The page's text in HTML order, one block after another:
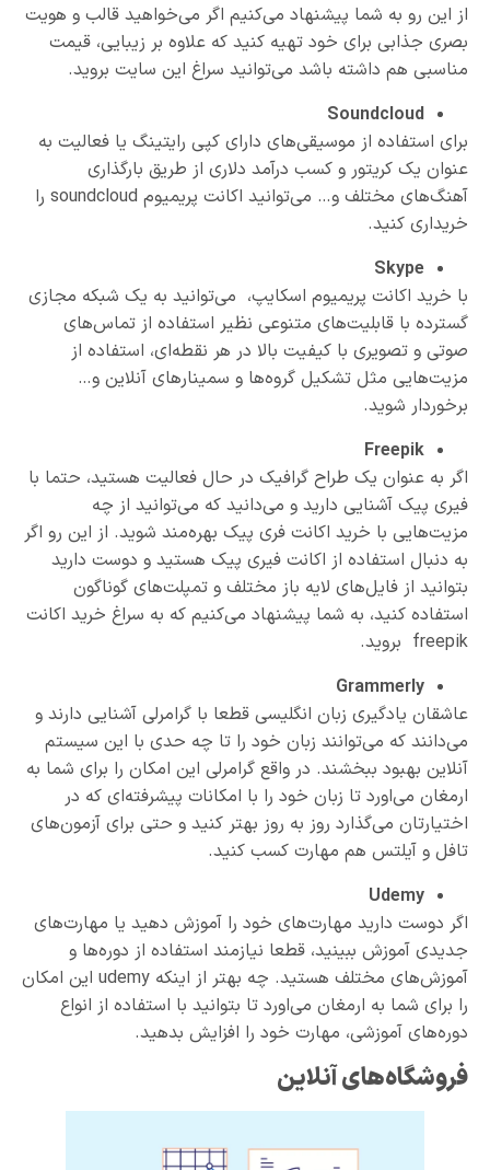
از این رو به شما پیشنهاد می‌کنیم اگر می‌خواهید قالب و هویت
بصری جذابی برای خود تهیه کنید که علاوه بر زیبایی، قیمت
مناسبی هم داشته باشد می‌توانید سراغ این سایت بروید.
Soundcloud
برای استفاده از موسیقی‌های دارای کپی رایتینگ یا فعالیت به
عنوان یک کریتور و کسب درآمد دلاری از طریق بارگذاری
آهنگ‌های مختلف و… می‌توانید اکانت پریمیوم soundcloud را
خریداری کنید.
Skype
با خرید اکانت پریمیوم اسکایپ، می‌توانید به یک شبکه مجازی
گسترده با قابلیت‌های متنوعی نظیر استفاده از تماس‌های
صوتی و تصویری با کیفیت بالا در هر نقطه‌ای، استفاده از
مزیت‌هایی مثل تشکیل گروه‌ها و سمینارهای آنلاین و…
برخوردار شوید.
Freepik
اگر به عنوان یک طراح گرافیک در حال فعالیت هستید، حتما با
فیری پیک آشنایی دارید و می‌دانید که می‌توانید از چه
مزیت‌هایی با خرید اکانت فری پیک بهره‌مند شوید. از این رو اگر
به دنبال استفاده از اکانت فیری پیک هستید و دوست دارید
بتوانید از فایل‌های لایه باز مختلف و تمپلت‌های گوناگون
استفاده کنید، به شما پیشنهاد می‌کنیم که به سراغ خرید اکانت
freepik بروید.
Grammerly
عاشقان یادگیری زبان انگلیسی قطعا با گرامرلی آشنایی دارند و
می‌دانند که می‌توانند زبان خود را تا چه حدی با این سیستم
آنلاین بهبود ببخشند. در واقع گرامرلی این امکان را برای شما به
ارمغان می‌اورد تا زبان خود را با امکانات پیشرفته‌ای که در
اختیارتان می‌گذارد روز به روز بهتر کنید و حتی برای آزمون‌های
تافل و آیلتس هم مهارت کسب کنید.
Udemy
اگر دوست دارید مهارت‌های خود را آموزش دهید یا مهارت‌های
جدیدی آموزش ببینید، قطعا نیازمند استفاده از دوره‌ها و
آموزش‌های مختلف هستید. چه بهتر از اینکه udemy این امکان
را برای شما به ارمغان می‌اورد تا بتوانید با استفاده از انواع
دوره‌های آموزشی، مهارت خود را افزایش بدهید.
فروشگاه‌های آنلاین